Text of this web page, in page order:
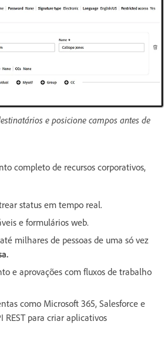
e posicione campos antes de
completo de recursos corporativos,
status em tempo real.
e formulários web.
milhares de pessoas de uma só vez
e aprovações com fluxos de trabalho
como Microsoft 365, Salesforce e
REST para criar aplicativos